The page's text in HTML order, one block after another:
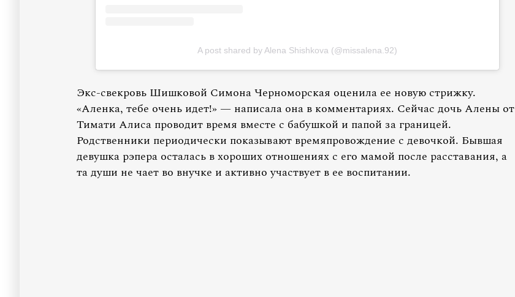
A post shared by Alena Shishkova (@missalena.92)
Экс-свекровь Шишковой Симона Черноморская оценила ее новую стрижку.
«Аленка, тебе очень идет!» — написала она в комментариях. Сейчас дочь Алены от
Тимати Алиса проводит время вместе с бабушкой и папой за границей.
Родственники периодически показывают времяпровождение с девочкой. Бывшая
девушка рэпера осталась в хороших отношениях с его мамой после расставания, а
та души не чает во внучке и активно участвует в ее воспитании.